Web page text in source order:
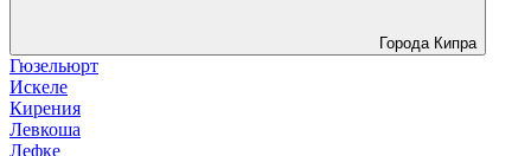
Города Кипра
Гюзельюрт
Искеле
Кирения
Левкоша
Лефке